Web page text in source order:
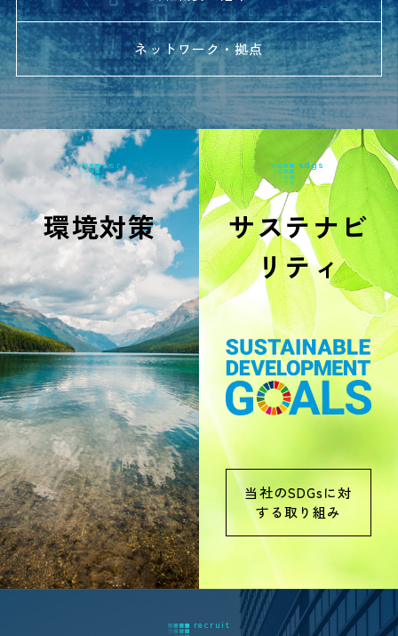
ネットワーク・拠点
環境対策
サステナビ
リティ
当社のSDGsに対
する取り組み